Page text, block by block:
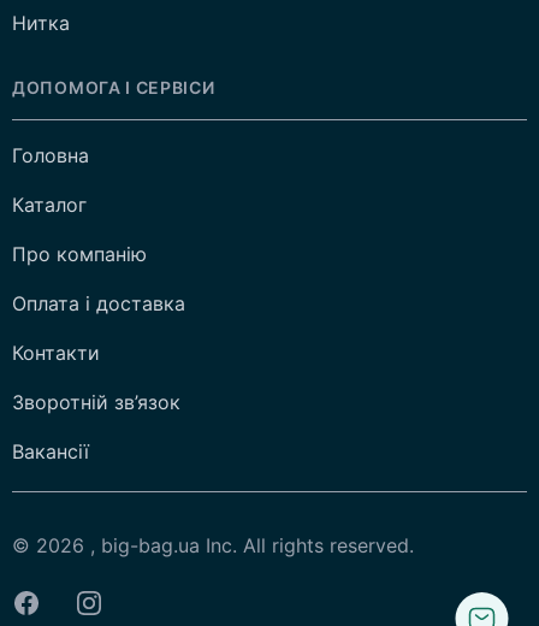
Нитка
ДОПОМОГА І СЕРВІСИ
Головна
Каталог
Про компанію
Оплата і доставка
Контакти
Зворотній зв’язок
Вакансії
© 2026 , big-bag.ua Inc. All rights reserved.